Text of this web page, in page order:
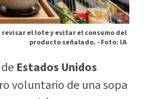
el lote y evitar el consumo del
producto señalado. -Foto: IA
Estados Unidos
voluntario de una sopa